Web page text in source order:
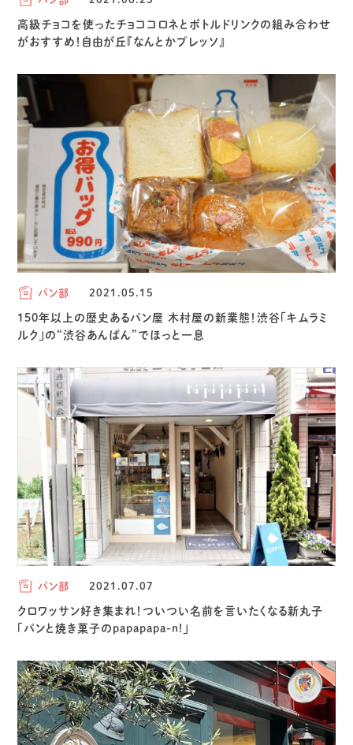
高級チョコを使ったチョココロネとボトルドリンクの組み合わせ
がおすすめ！自由が丘『なんとかプレッソ』
パン部 2021.05.15
150年以上の歴史あるパン屋 木村屋の新業態！渋谷「キムラミ
ルク」の“渋谷あんぱん”でほっと一息
パン部 2021.07.07
クロワッサン好き集まれ！ついつい名前を言いたくなる新丸子
「パンと焼き菓子のpapapapa-n!」